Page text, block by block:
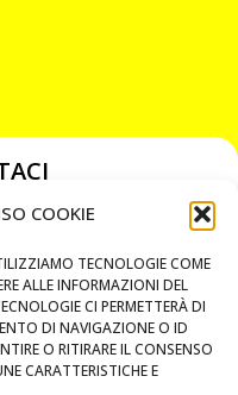
COOKIE
TECNOLOGIE COME
ALLE INFORMAZIONI DEL
CI PERMETTERÀ DI
DI NAVIGAZIONE O ID
O RITIRARE IL CONSENSO
CARATTERISTICHE E